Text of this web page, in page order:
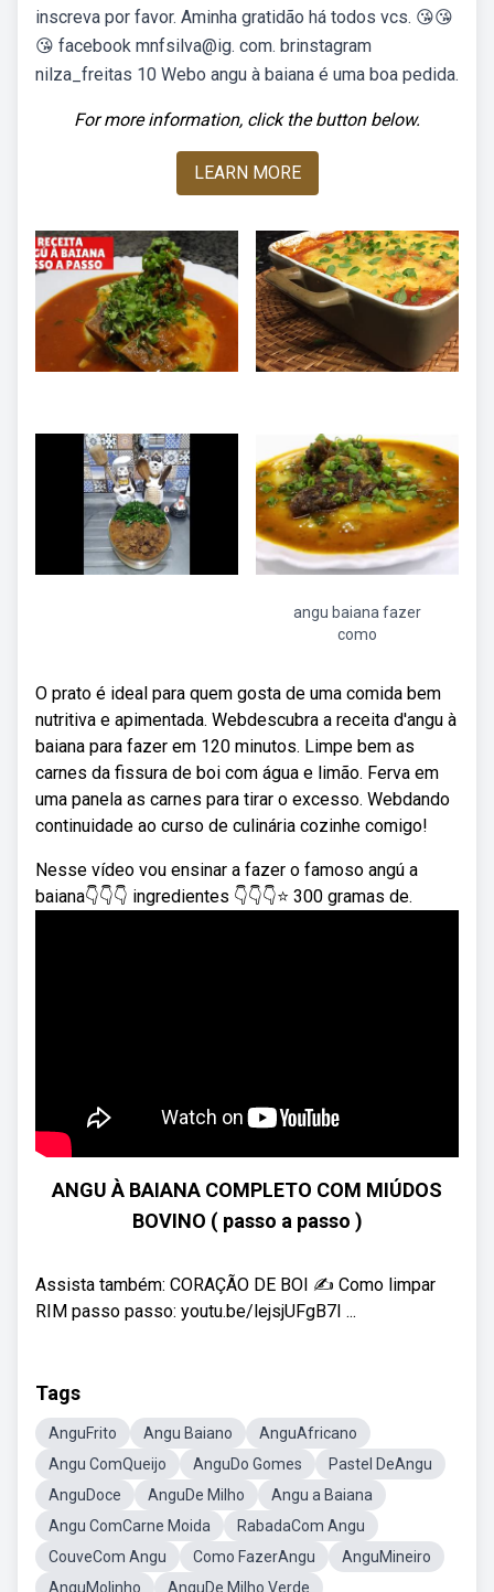
inscreva por favor. Aminha gratidão há todos vcs. 😘😘
😘 facebook mnfsilva@ig. com. brinstagram
nilza_freitas 10 Webo angu à baiana é uma boa pedida.
For more information, click the button below.
LEARN MORE
angu baiana fazer
como
O prato é ideal para quem gosta de uma comida bem
nutritiva e apimentada. Webdescubra a receita d'angu à
baiana para fazer em 120 minutos. Limpe bem as
carnes da fissura de boi com água e limão. Ferva em
uma panela as carnes para tirar o excesso. Webdando
continuidade ao curso de culinária cozinhe comigo!
Nesse vídeo vou ensinar a fazer o famoso angú a
baiana👇👇👇 ingredientes 👇👇👇⭐ 300 gramas de.
ANGU À BAIANA COMPLETO COM MIÚDOS
BOVINO ( passo a passo )
Assista também: CORAÇÃO DE BOI ✍️ Como limpar
RIM passo passo: youtu.be/lejsjUFgB7I ...
Tags
AnguFrito Angu Baiano
AnguAfricano
Angu ComQueijo
AnguDo Gomes
Pastel DeAngu
AnguDoce
AnguDe Milho
Angu a Baiana
Angu ComCarne Moida
RabadaCom Angu
CouveCom Angu
Como FazerAngu
AnguMineiro
AnguMolinho
AnguDe Milho Verde